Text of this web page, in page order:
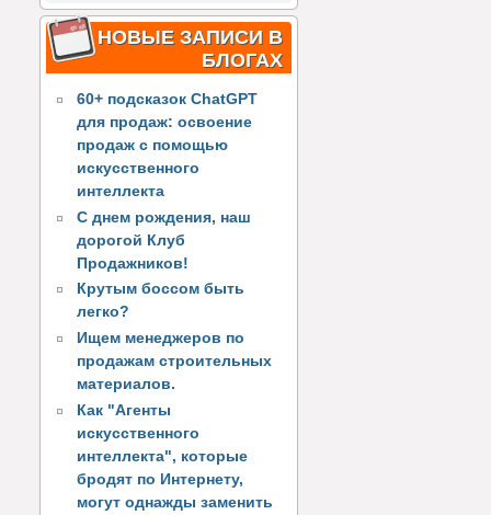
НОВЫЕ ЗАПИСИ В
БЛОГАХ
60+ подсказок ChatGPT
для продаж: освоение
продаж с помощью
искусственного
интеллекта
С днем рождения, наш
дорогой Клуб
Продажников!
Крутым боссом быть
легко?
Ищем менеджеров по
продажам строительных
материалов.
Как "Агенты
искусственного
интеллекта", которые
бродят по Интернету,
могут однажды заменить